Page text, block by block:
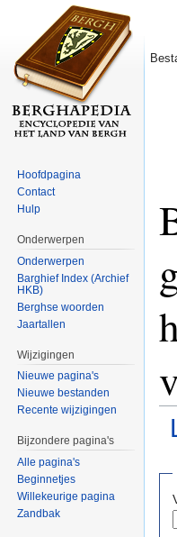
Hoofdpagina
Contact
Hulp
Onderwerpen
Onderwerpen
Barghief Index (Archief
HKB)
Berghse woorden
Jaartallen
Wijzigingen
Nieuwe pagina's
Nieuwe bestanden
Recente wijzigingen
Bijzondere pagina's
Alle pagina's
Beginnetjes
Willekeurige pagina
Zandbak